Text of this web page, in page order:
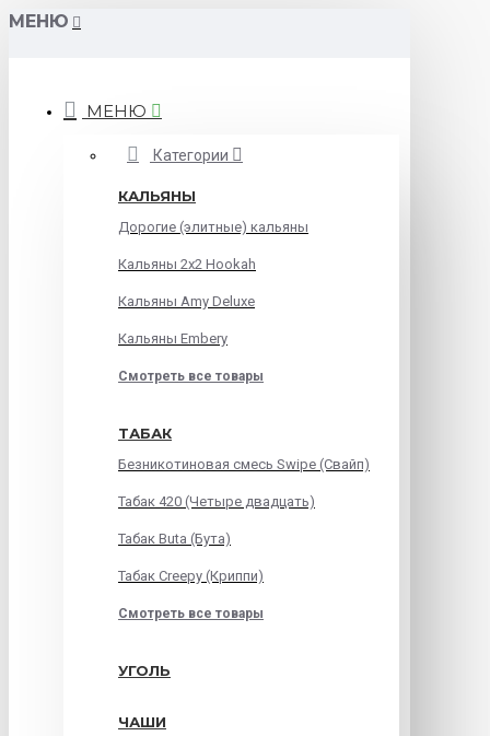
МЕНЮ
МЕНЮ
Категории
КАЛЬЯНЫ
Дорогие (элитные) кальяны
Кальяны 2х2 Hookah
Кальяны Amy Deluxe
Кальяны Embery
Смотреть все товары
ТАБАК
Безникотиновая смесь Swipe (Свайп)
Табак 420 (Четыре двадцать)
Табак Buta (Бута)
Табак Creepy (Криппи)
Смотреть все товары
УГОЛЬ
ЧАШИ